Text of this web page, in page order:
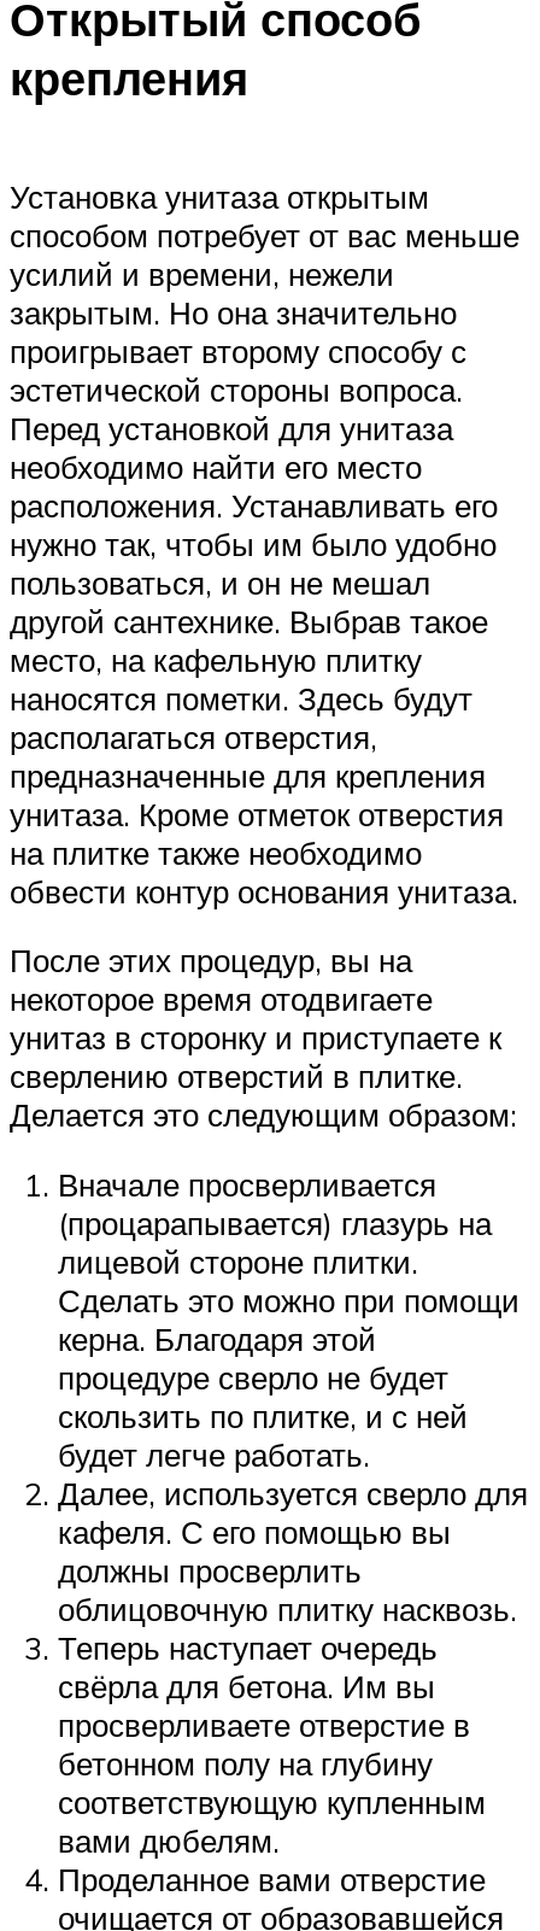
Открытый способ
крепления
Установка унитаза открытым
способом потребует от вас меньше
усилий и времени, нежели
закрытым. Но она значительно
проигрывает второму способу с
эстетической стороны вопроса.
Перед установкой для унитаза
необходимо найти его место
расположения. Устанавливать его
нужно так, чтобы им было удобно
пользоваться, и он не мешал
другой сантехнике. Выбрав такое
место, на кафельную плитку
наносятся пометки. Здесь будут
располагаться отверстия,
предназначенные для крепления
унитаза. Кроме отметок отверстия
на плитке также необходимо
обвести контур основания унитаза.
После этих процедур, вы на
некоторое время отодвигаете
унитаз в сторонку и приступаете к
сверлению отверстий в плитке.
Делается это следующим образом:
Вначале просверливается
(процарапывается) глазурь на
лицевой стороне плитки.
Сделать это можно при помощи
керна. Благодаря этой
процедуре сверло не будет
скользить по плитке, и с ней
будет легче работать.
Далее, используется сверло для
кафеля. С его помощью вы
должны просверлить
облицовочную плитку насквозь.
Теперь наступает очередь
свёрла для бетона. Им вы
просверливаете отверстие в
бетонном полу на глубину
соответствующую купленным
вами дюбелям.
Проделанное вами отверстие
очищается от образовавшейся